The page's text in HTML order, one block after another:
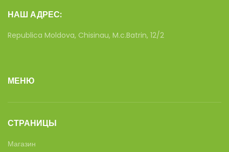
НАШ АДРЕС:
Republica Moldova, Chisinau, M.c.Batrin, 12/2
МЕНЮ
СТРАНИЦЫ
Магазин